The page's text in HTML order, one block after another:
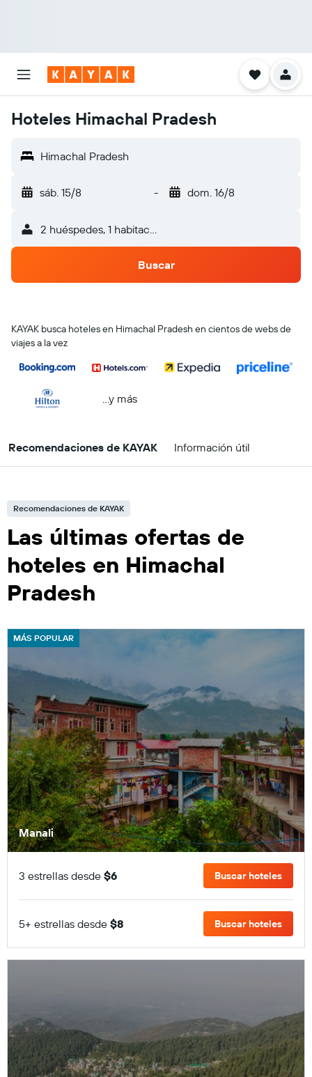
Hoteles Himachal Pradesh
Himachal Pradesh
sáb. 15/8 - dom. 16/8
2 huéspedes, 1 habitación
Buscar
KAYAK busca hoteles en Himachal Pradesh en cientos de webs de
viajes a la vez
...y más
Recomendaciones de KAYAK Información útil
Recomendaciones de KAYAK
Las últimas ofertas de
hoteles en Himachal
Pradesh
MÁS POPULAR
Manali
3 estrellas desde $6 Buscar hoteles
5+ estrellas desde $8 Buscar hoteles